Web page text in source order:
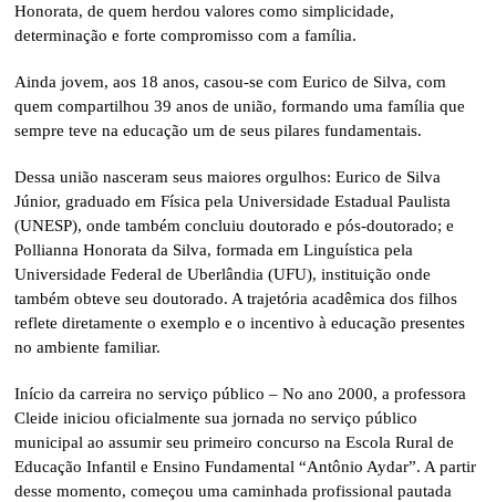
Honorata, de quem herdou valores como simplicidade,
determinação e forte compromisso com a família.
Ainda jovem, aos 18 anos, casou-se com Eurico de Silva, com
quem compartilhou 39 anos de união, formando uma família que
sempre teve na educação um de seus pilares fundamentais.
Dessa união nasceram seus maiores orgulhos: Eurico de Silva
Júnior, graduado em Física pela Universidade Estadual Paulista
(UNESP), onde também concluiu doutorado e pós-doutorado; e
Pollianna Honorata da Silva, formada em Linguística pela
Universidade Federal de Uberlândia (UFU), instituição onde
também obteve seu doutorado. A trajetória acadêmica dos filhos
reflete diretamente o exemplo e o incentivo à educação presentes
no ambiente familiar.
Início da carreira no serviço público – No ano 2000, a professora
Cleide iniciou oficialmente sua jornada no serviço público
municipal ao assumir seu primeiro concurso na Escola Rural de
Educação Infantil e Ensino Fundamental “Antônio Aydar”. A partir
desse momento, começou uma caminhada profissional pautada